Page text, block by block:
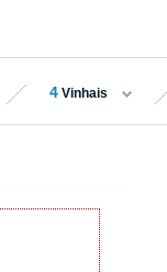
4 Vinhais